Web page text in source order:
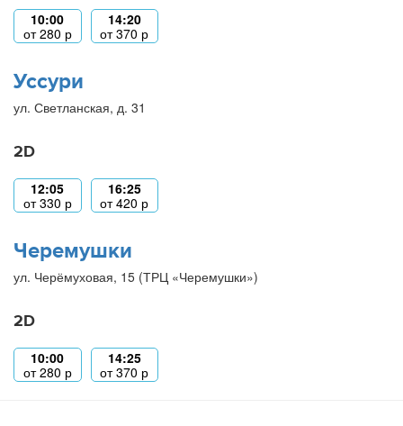
10:00
от280 р
14:20
от370 р
Уссури
ул. Светланская, д. 31
2D
12:05
от330 р
16:25
от420 р
Черемушки
ул. Черёмуховая, 15 (ТРЦ «Черемушки»)
2D
10:00
от280 р
14:25
от370 р